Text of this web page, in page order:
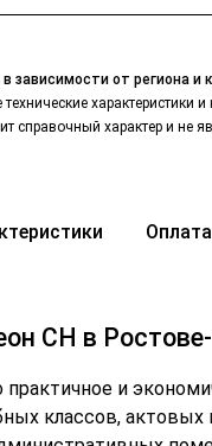
зависимости от региона и
характеристики
справочный характер и не
Оплата
СН в
практичное и
классов,